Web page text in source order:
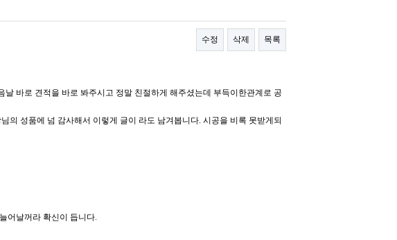
수정 삭제 목록
바로 견적을 바로 봐주시고 정말 친절하게 해주셨는데 부득이한관계로 공
의 성품에 넘 감사해서 이렇게 글이 라도 남겨봅니다. 시공을 비록 못받게되
어날꺼라 확신이 듭니다.